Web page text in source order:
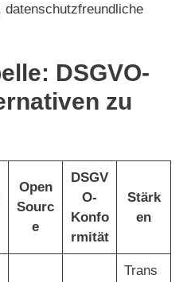
datenschutzfreundliche
DSGVO-
zu
Open
Sourc
e
DSGV
O-
Konfo
rmität
Stärk
en
Trans